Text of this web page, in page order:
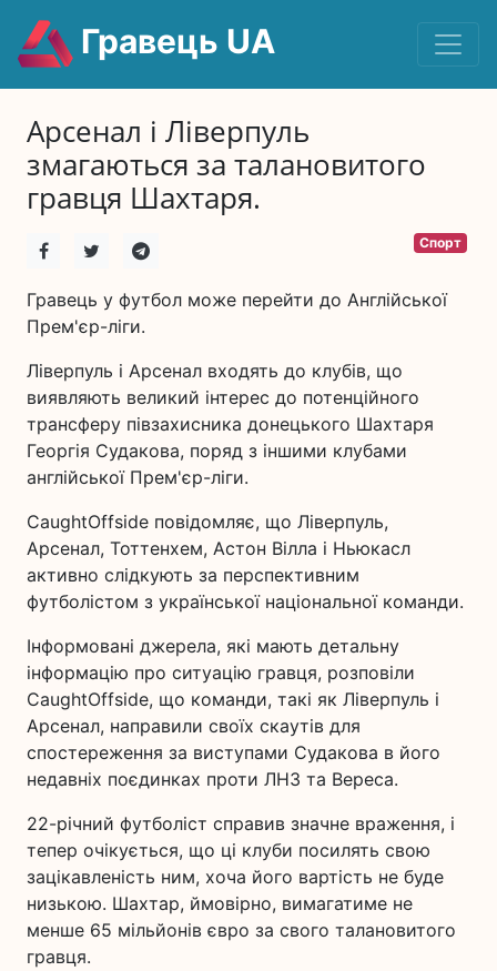
Гравець UA
Арсенал і Ліверпуль
змагаються за талановитого
гравця Шахтаря.
Спорт
Гравець у футбол може перейти до Англійської
Прем'єр-ліги.
Ліверпуль і Арсенал входять до клубів, що
виявляють великий інтерес до потенційного
трансферу півзахисника донецького Шахтаря
Георгія Судакова, поряд з іншими клубами
англійської Прем'єр-ліги.
CaughtOffside повідомляє, що Ліверпуль,
Арсенал, Тоттенхем, Астон Вілла і Ньюкасл
активно слідкують за перспективним
футболістом з української національної команди.
Інформовані джерела, які мають детальну
інформацію про ситуацію гравця, розповіли
CaughtOffside, що команди, такі як Ліверпуль і
Арсенал, направили своїх скаутів для
спостереження за виступами Судакова в його
недавніх поєдинках проти ЛНЗ та Вереса.
22-річний футболіст справив значне враження, і
тепер очікується, що ці клуби посилять свою
зацікавленість ним, хоча його вартість не буде
низькою. Шахтар, ймовірно, вимагатиме не
менше 65 мільйонів євро за свого талановитого
гравця.